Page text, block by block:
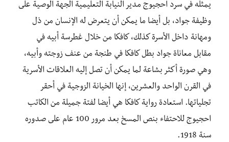
يمثله في سرد احجيوج مدير النيابة التعليمية الجهة الوصية على
وظيفة جواد، بل أيضا ما يمكن أن يتعرض له الإنسان من ذل
ومهانة داخل الأسرة كذلك، كافكا من خلال غطرسة أبيه في
مقابل معاناة جواد بطل كافكا في طنجة من عنف زوجته وأبيه،
وهي صورة أكثر بشاعة لما يمكن أن تصل إليه العلاقات الأسرية
في القرن الواحد والعشرين، إنها الخيانة الزوجية في أحقر
تجلياتها. استعادة رواية كافكا هي أيضا لفتة جميلة من الكاتب
احجيوج للاحتفاء بنص المسخ بعد مرور 100 عام على صدوره
سنة 1918.